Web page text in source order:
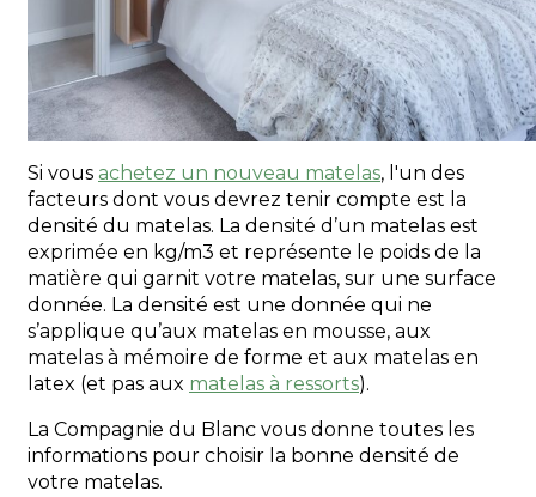
Si vous achetez un nouveau matelas, l'un des
facteurs dont vous devrez tenir compte est la
densité du matelas. La densité d’un matelas est
exprimée en kg/m3 et représente le poids de la
matière qui garnit votre matelas, sur une surface
donnée. La densité est une donnée qui ne
s’applique qu’aux matelas en mousse, aux
matelas à mémoire de forme et aux matelas en
latex (et pas aux matelas à ressorts).
La Compagnie du Blanc vous donne toutes les
informations pour choisir la bonne densité de
votre matelas.